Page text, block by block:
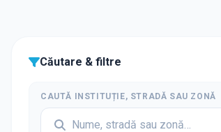
Căutare & filtre
CAUTĂ INSTITUȚIE, STRADĂ SAU ZONĂ